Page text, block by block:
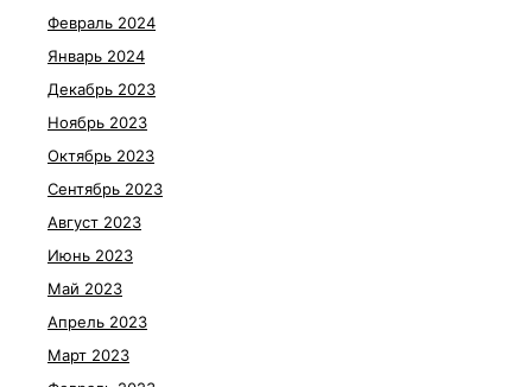
Февраль 2024
Январь 2024
Декабрь 2023
Ноябрь 2023
Октябрь 2023
Сентябрь 2023
Август 2023
Июнь 2023
Май 2023
Апрель 2023
Март 2023